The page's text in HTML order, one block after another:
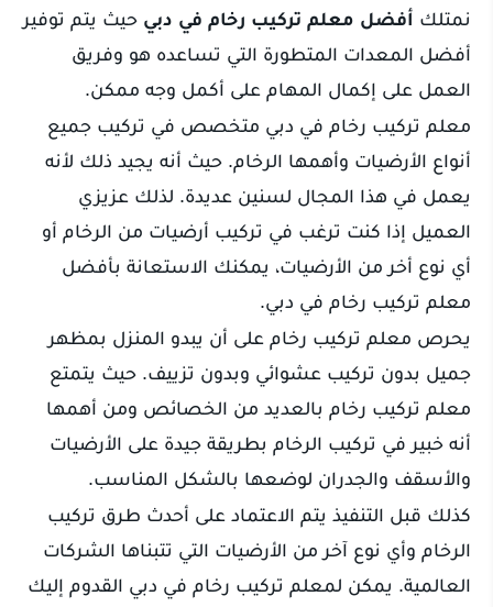
نمتلك أفضل معلم تركيب رخام في دبي حيث يتم توفير
أفضل المعدات المتطورة التي تساعده هو وفريق
العمل على إكمال المهام على أكمل وجه ممكن.
معلم تركيب رخام في دبي متخصص في تركيب جميع
أنواع الأرضيات وأهمها الرخام. حيث أنه يجيد ذلك لأنه
يعمل في هذا المجال لسنين عديدة. لذلك عزيزي
العميل إذا كنت ترغب في تركيب أرضيات من الرخام أو
أي نوع أخر من الأرضيات، يمكنك الاستعانة بأفضل
معلم تركيب رخام في دبي.
يحرص معلم تركيب رخام على أن يبدو المنزل بمظهر
جميل بدون تركيب عشوائي وبدون تزييف. حيث يتمتع
معلم تركيب رخام بالعديد من الخصائص ومن أهمها
أنه خبير في تركيب الرخام بطريقة جيدة على الأرضيات
والأسقف والجدران لوضعها بالشكل المناسب.
كذلك قبل التنفيذ يتم الاعتماد على أحدث طرق تركيب
الرخام وأي نوع آخر من الأرضيات التي تتبناها الشركات
العالمية. يمكن لمعلم تركيب رخام في دبي القدوم إليك